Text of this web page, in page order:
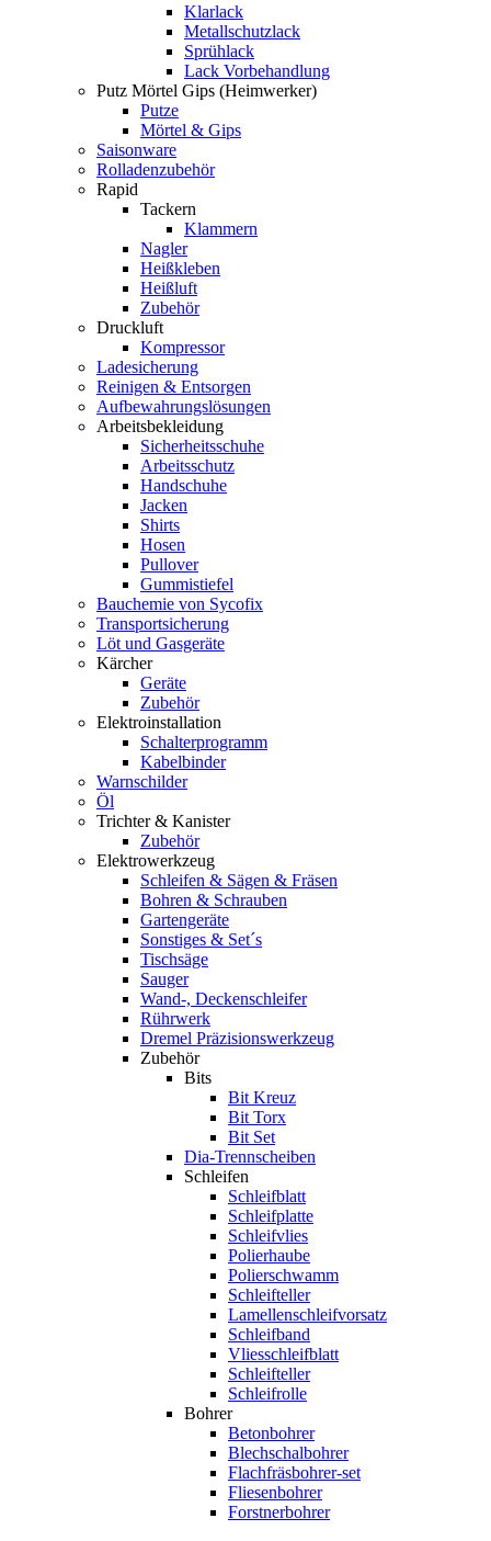
Klarlack
Metallschutzlack
Sprühlack
Lack Vorbehandlung
Putz Mörtel Gips (Heimwerker)
Putze
Mörtel & Gips
Saisonware
Rolladenzubehör
Rapid
Tackern
Klammern
Nagler
Heißkleben
Heißluft
Zubehör
Druckluft
Kompressor
Ladesicherung
Reinigen & Entsorgen
Aufbewahrungslösungen
Arbeitsbekleidung
Sicherheitsschuhe
Arbeitsschutz
Handschuhe
Jacken
Shirts
Hosen
Pullover
Gummistiefel
Bauchemie von Sycofix
Transportsicherung
Löt und Gasgeräte
Kärcher
Geräte
Zubehör
Elektroinstallation
Schalterprogramm
Kabelbinder
Warnschilder
Öl
Trichter & Kanister
Zubehör
Elektrowerkzeug
Schleifen & Sägen & Fräsen
Bohren & Schrauben
Gartengeräte
Sonstiges & Set´s
Tischsäge
Sauger
Wand-, Deckenschleifer
Rührwerk
Dremel Präzisionswerkzeug
Zubehör
Bits
Bit Kreuz
Bit Torx
Bit Set
Dia-Trennscheiben
Schleifen
Schleifblatt
Schleifplatte
Schleifvlies
Polierhaube
Polierschwamm
Schleifteller
Lamellenschleifvorsatz
Schleifband
Vliesschleifblatt
Schleifteller
Schleifrolle
Bohrer
Betonbohrer
Blechschalbohrer
Flachfräsbohrer-set
Fliesenbohrer
Forstnerbohrer